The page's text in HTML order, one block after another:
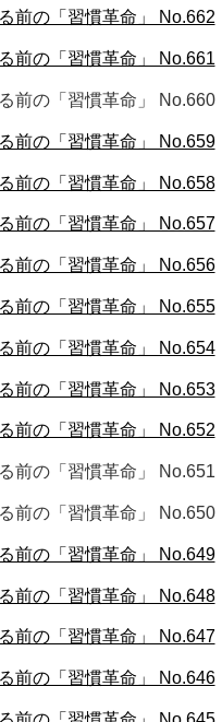
前の「習慣革命」 No.662
前の「習慣革命」 No.661
前の「習慣革命」 No.660
前の「習慣革命」 No.659
前の「習慣革命」 No.658
前の「習慣革命」 No.657
前の「習慣革命」 No.656
前の「習慣革命」 No.655
前の「習慣革命」 No.654
前の「習慣革命」 No.653
前の「習慣革命」 No.652
前の「習慣革命」 No.651
前の「習慣革命」 No.650
前の「習慣革命」 No.649
前の「習慣革命」 No.648
前の「習慣革命」 No.647
前の「習慣革命」 No.646